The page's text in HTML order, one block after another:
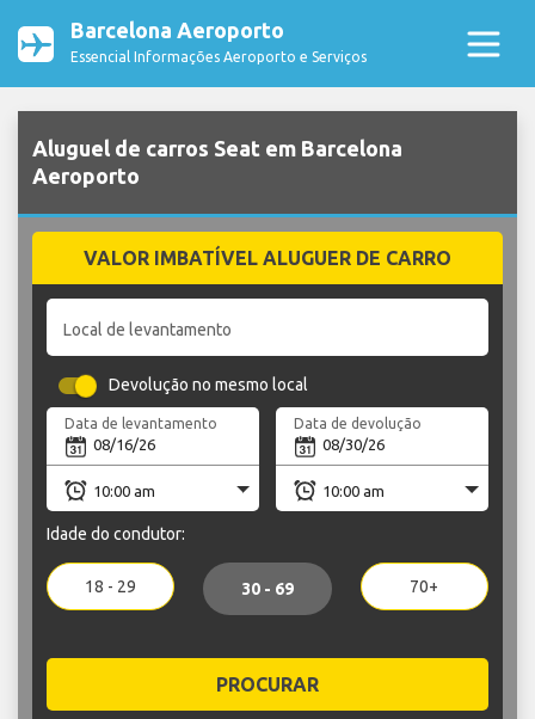
Barcelona Aeroporto
Essencial Informações Aeroporto e Serviços
Aluguel de carros Seat em Barcelona
Aeroporto
VALOR IMBATÍVEL ALUGUER DE CARRO
Local de levantamento
Devolução no mesmo local
Data de levantamento Data de devolução
Idade do condutor:
18 - 29 30 - 69 70+
PROCURAR